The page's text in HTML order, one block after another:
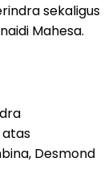
sekaligus
Mahesa.
Desmond